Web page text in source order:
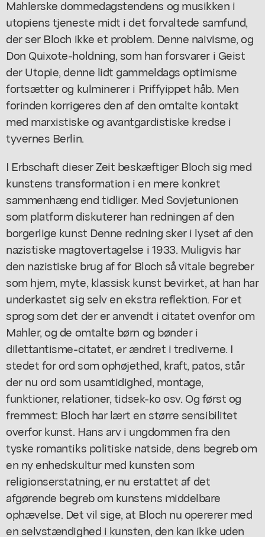
Mahlerske dommedagstendens og musikken i
utopiens tjeneste midt i det forvaltede samfund,
der ser Bloch ikke et problem. Denne naivisme, og
Don Quixote-holdning, som han forsvarer i Geist
der Utopie, denne lidt gammeldags optimisme
fortsætter og kulminerer i Priffyippet håb. Men
forinden korrigeres den af den omtalte kontakt
med marxistiske og avantgardistiske kredse i
tyvernes Berlin.
I Erbschaft dieser Zeit beskæftiger Bloch sig med
kunstens transformation i en mere konkret
sammenhæng end tidliger. Med Sovjetunionen
som platform diskuterer han redningen af den
borgerlige kunst Denne redning sker i lyset af den
nazistiske magtovertagelse i 1933. Muligvis har
den nazistiske brug af for Bloch så vitale begreber
som hjem, myte, klassisk kunst bevirket, at han har
underkastet sig selv en ekstra reflektion. For et
sprog som det der er anvendt i citatet ovenfor om
Mahler, og de omtalte børn og bønder i
dilettantisme-citatet, er ændret i trediverne. I
stedet for ord som ophøjethed, kraft, patos, står
der nu ord som usamtidighed, montage,
funktioner, relationer, tidsek-ko osv. Og først og
fremmest: Bloch har lært en større sensibilitet
overfor kunst. Hans arv i ungdommen fra den
tyske romantiks politiske natside, dens begreb om
en ny enhedskultur med kunsten som
religionserstatning, er nu erstattet af det
afgørende begreb om kunstens middelbare
ophævelse. Det vil sige, at Bloch nu opererer med
en selvstændighed i kunsten, den kan ikke uden